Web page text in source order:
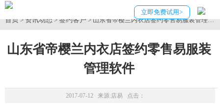
立即免费试用>
首页>资讯动态>签约客户> 山东省帝樱兰内衣店签约零售易服装管理软件
山东省帝樱兰内衣店签约零售易服装
管理软件
2017-07-12 来源:店易 点击：